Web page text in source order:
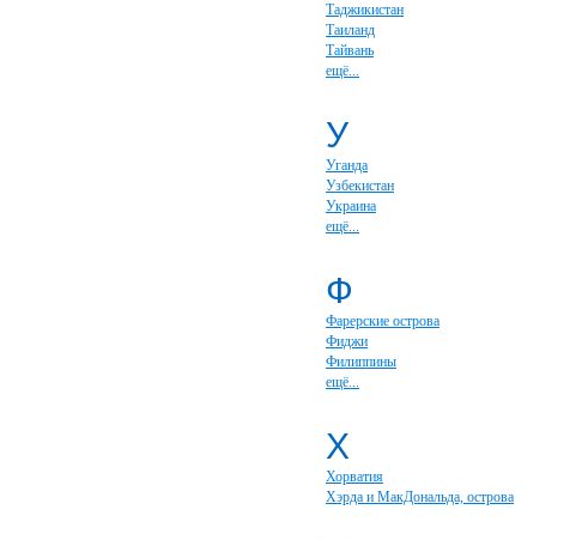
Таджикистан
Таиланд
Тайвань
ещё...
У
Уганда
Узбекистан
Украина
ещё...
Ф
Фарерские острова
Фиджи
Филиппины
ещё...
Х
Хорватия
Хэрда и МакДональда, острова